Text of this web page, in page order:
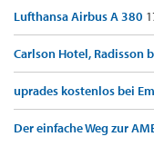
Lufthansa Airbus A 380
Carlson Hotel, Radisson
uprades kostenlos bei
Der einfache Weg zur